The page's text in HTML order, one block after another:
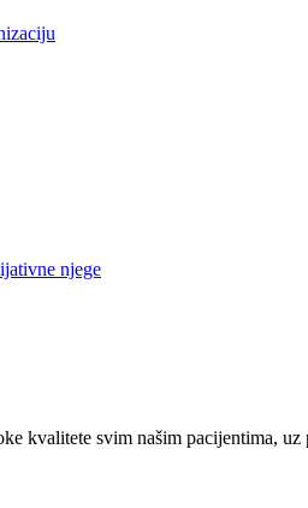
njege
kvalitete svim našim pacijentima,